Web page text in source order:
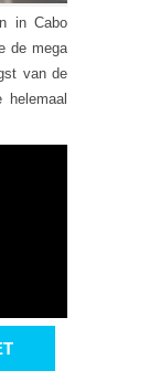
in Cabo
de mega
van de